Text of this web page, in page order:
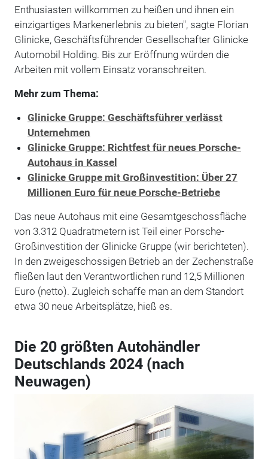
Enthusiasten willkommen zu heißen und ihnen ein
einzigartiges Markenerlebnis zu bieten", sagte Florian
Glinicke, Geschäftsführender Gesellschafter Glinicke
Automobil Holding. Bis zur Eröffnung würden die
Arbeiten mit vollem Einsatz voranschreiten.
Mehr zum Thema:
Glinicke Gruppe: Geschäftsführer verlässt
Unternehmen
Glinicke Gruppe: Richtfest für neues Porsche-
Autohaus in Kassel
Glinicke Gruppe mit Großinvestition: Über 27
Millionen Euro für neue Porsche-Betriebe
Das neue Autohaus mit eine Gesamtgeschossfläche
von 3.312 Quadratmetern ist Teil einer Porsche-
Großinvestition der Glinicke Gruppe (wir berichteten).
In den zweigeschossigen Betrieb an der Zechenstraße
fließen laut den Verantwortlichen rund 12,5 Millionen
Euro (netto). Zugleich schaffe man an dem Standort
etwa 30 neue Arbeitsplätze, hieß es.
Die 20 größten Autohändler
Deutschlands 2024 (nach
Neuwagen)